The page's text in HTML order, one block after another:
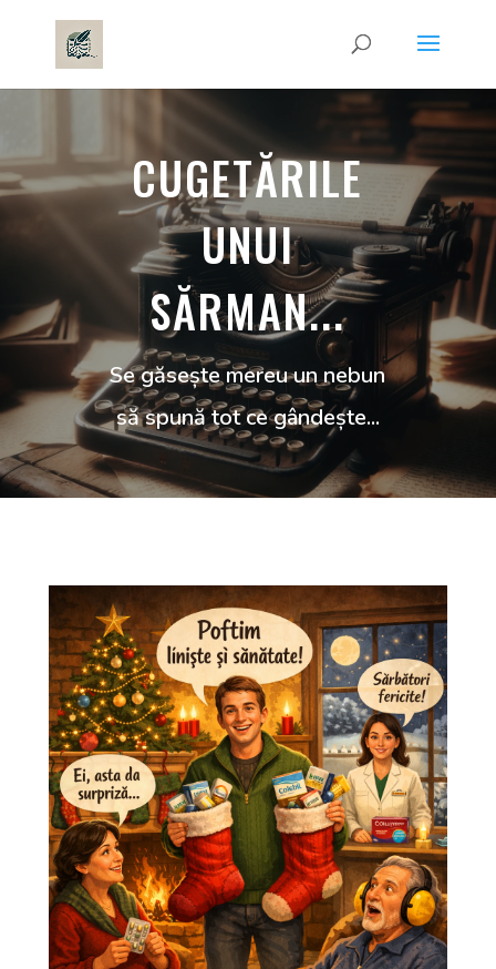
CUGETĂRILE
UNUI
SĂRMAN...
Se găsește mereu un nebun
să spună tot ce gândește...